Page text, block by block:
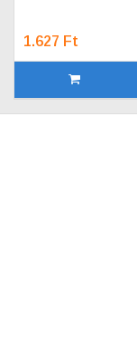
1.627 Ft